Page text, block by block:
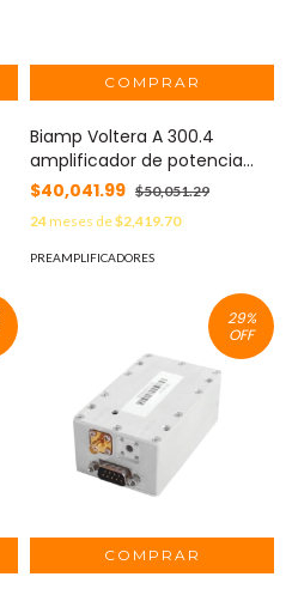
Biamp Voltera A 300.4
amplificador de potencia
compacto de medio rack de
cuatro canales
$40,041.99 $50,051.29
24meses de$2,419.70
PREAMPLIFICADORES
29%
OFF